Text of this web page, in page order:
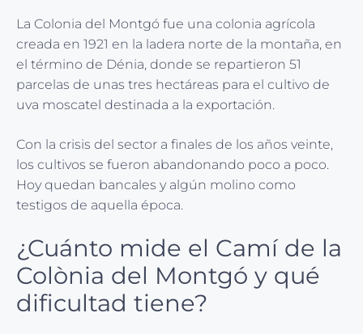
La Colonia del Montgó fue una colonia agrícola
creada en 1921 en la ladera norte de la montaña, en
el término de Dénia, donde se repartieron 51
parcelas de unas tres hectáreas para el cultivo de
uva moscatel destinada a la exportación.
Con la crisis del sector a finales de los años veinte,
los cultivos se fueron abandonando poco a poco.
Hoy quedan bancales y algún molino como
testigos de aquella época.
¿Cuánto mide el Camí de la
Colònia del Montgó y qué
dificultad tiene?